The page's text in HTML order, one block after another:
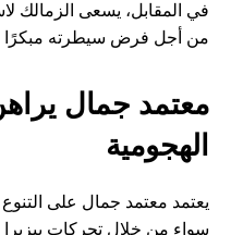
في المقابل، يسعى الزمالك
من أجل فرض سيطرته مبكرًا
معتمد جمال
الهجومية
يعتمد معتمد جمال على
سواء من خلال تحركات بيزيرا